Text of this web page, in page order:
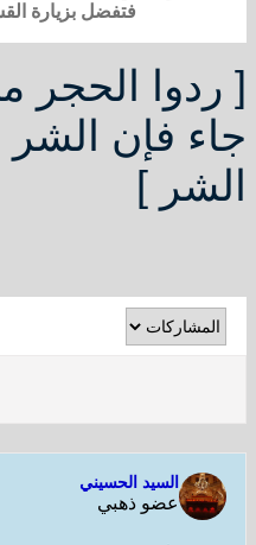
فتفضل بزيارة
[ ردوا الحجر
جاء فإن الشر
الشر ]
السيد الحسيني
عضو ذهبي